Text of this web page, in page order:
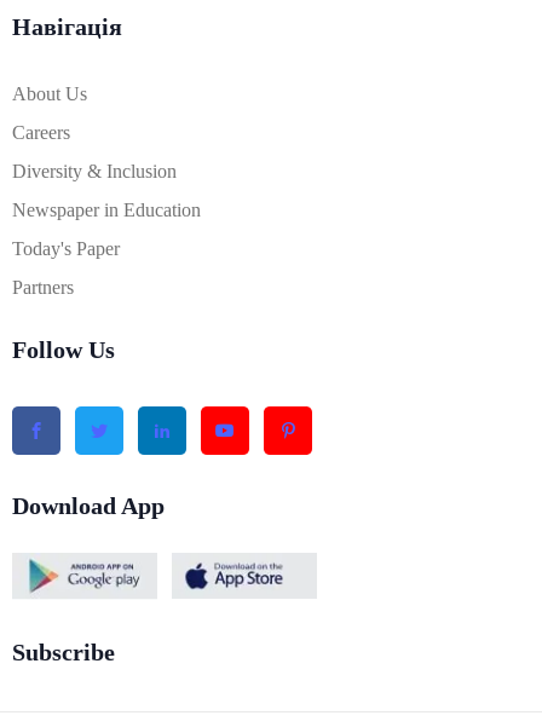
Навігація
About Us
Careers
Diversity & Inclusion
Newspaper in Education
Today's Paper
Partners
Follow Us
Download App
Subscribe